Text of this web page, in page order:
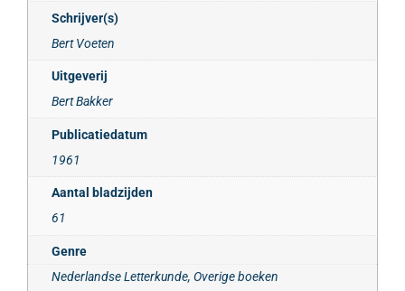
Schrijver(s)
Bert Voeten
Uitgeverij
Bert Bakker
Publicatiedatum
1961
Aantal bladzijden
61
Genre
Nederlandse Letterkunde, Overige boeken